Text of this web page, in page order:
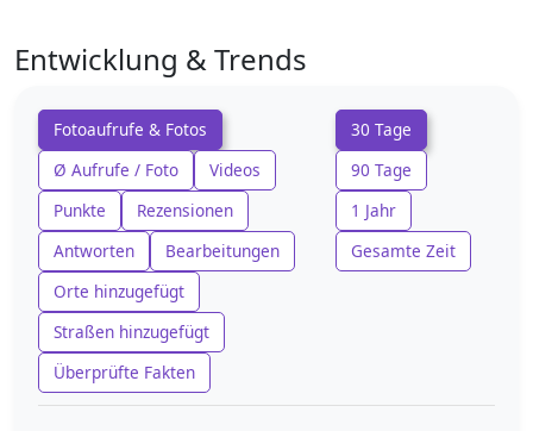
Entwicklung & Trends
Fotoaufrufe & Fotos
Ø Aufrufe / Foto
Videos
Punkte
Rezensionen
Antworten
Bearbeitungen
Orte hinzugefügt
Straßen hinzugefügt
Überprüfte Fakten
30 Tage
90 Tage
1 Jahr
Gesamte Zeit